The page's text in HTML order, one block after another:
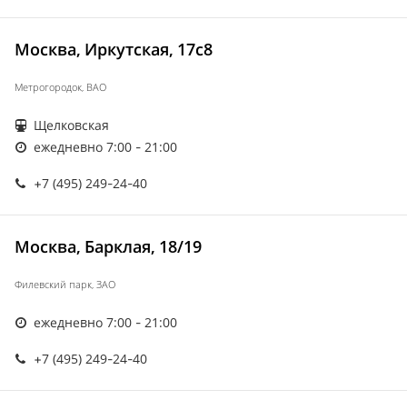
Москва, Иркутская, 17с8
Метрогородок, ВАО
Щелковская
ежедневно 7:00 - 21:00
+7 (495) 249-24-40
Москва, Барклая, 18/19
Филевский парк, ЗАО
ежедневно 7:00 - 21:00
+7 (495) 249-24-40